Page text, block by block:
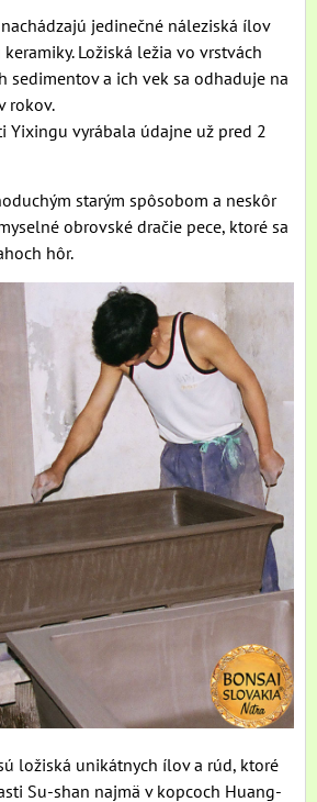
jedinečné náleziská ílov
Ložiská ležia vo vrstvách
sedimentov a ich vek sa odhaduje na
rokov.
Yixingu vyrábala údajne už pred 2
starým spôsobom a neskôr
obrovské dračie pece, ktoré sa
hôr.
ložiská unikátnych ílov a rúd, ktoré
Su-shan najmä v kopcoch Huang-